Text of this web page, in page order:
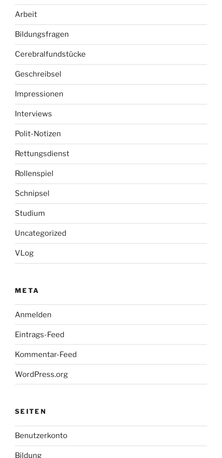
Arbeit
Bildungsfragen
Cerebralfundstücke
Geschreibsel
Impressionen
Interviews
Polit-Notizen
Rettungsdienst
Rollenspiel
Schnipsel
Studium
Uncategorized
VLog
META
Anmelden
Eintrags-Feed
Kommentar-Feed
WordPress.org
SEITEN
Benutzerkonto
Bildung